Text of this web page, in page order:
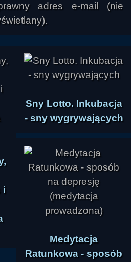
adres e-mail (nie
i
Sny Lotto. Inkubacja
- sny wygrywających
Medytacja
Ratunkowa - sposób